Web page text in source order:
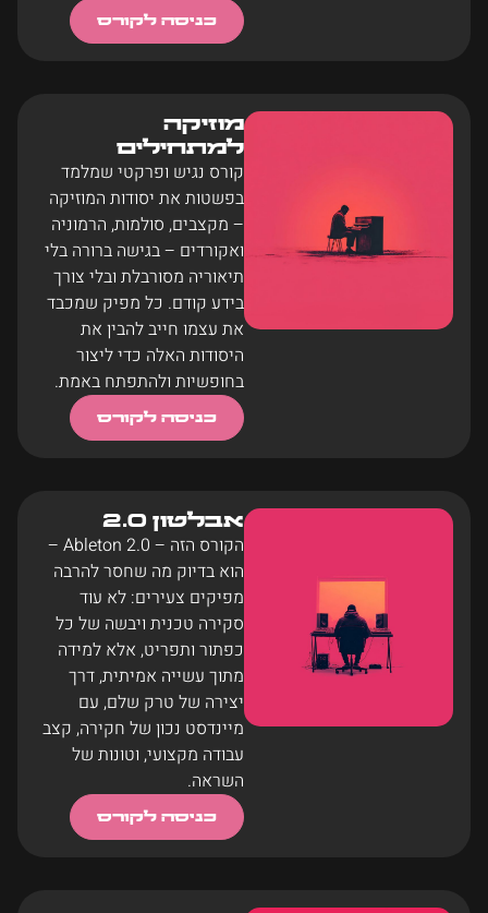
כניסה לקורס
מוזיקה
למתחילים
קורס נגיש ופרקטי שמלמד
בפשטות את יסודות המוזיקה
– מקצבים, סולמות, הרמוניה
ואקורדים – בגישה ברורה בלי
תיאוריה מסורבלת ובלי צורך
בידע קודם. כל מפיק שמכבד
את עצמו חייב להבין את
היסודות האלה כדי ליצור
בחופשיות ולהתפתח באמת.
כניסה לקורס
אבלטון 2.0
הקורס הזה – Ableton 2.0 –
הוא בדיוק מה שחסר להרבה
מפיקים צעירים: לא עוד
סקירה טכנית ויבשה של כל
כפתור ותפריט, אלא למידה
מתוך עשייה אמיתית, דרך
יצירה של טרק שלם, עם
מיינדסט נכון של חקירה, קצב
עבודה מקצועי, וטונות של
השראה.
כניסה לקורס